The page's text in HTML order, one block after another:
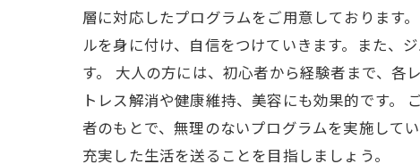
層に対応したプログラムをご用意しております
ルを身に付け、自信をつけていきます。また、
す。 大人の方には、初心者から経験者まで、各
トレス解消や健康維持、美容にも効果的です。
者のもとで、無理のないプログラムを実施して
充実した生活を送ることを目指しましょう。